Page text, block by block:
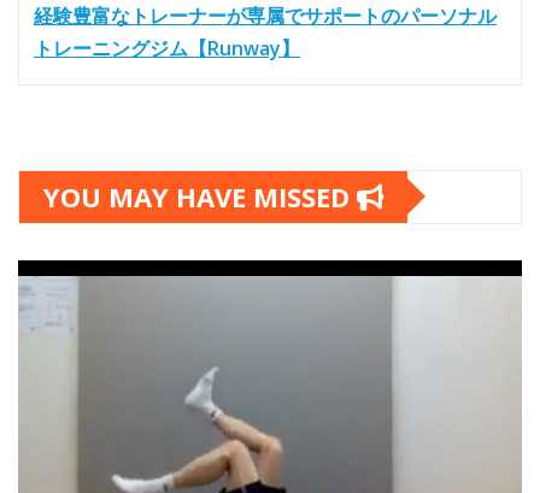
経験豊富なトレーナーが専属でサポートのパーソナル
トレーニングジム【Runway】
YOU MAY HAVE MISSED